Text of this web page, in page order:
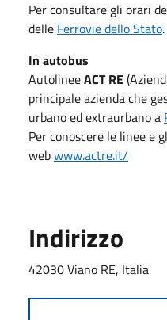
Per consultare gli orari
delle Ferrovie dello Stato.
In autobus
AutolineeACT RE
principale azienda che
urbano ed extraurbano a
Per conoscere le linee e
webwww.actre.it/
Indirizzo
42030 Viano RE, Italia